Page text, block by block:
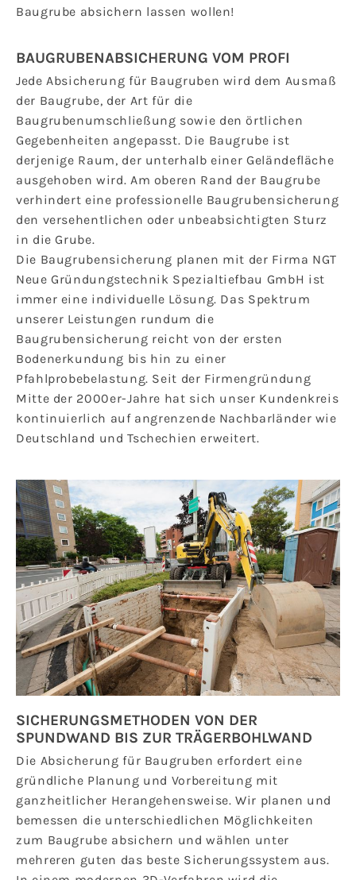
Baugrube absichern lassen wollen!
BAUGRUBENABSICHERUNG VOM PROFI
Jede Absicherung für Baugruben wird dem Ausmaß
der Baugrube, der Art für die
Baugrubenumschließung sowie den örtlichen
Gegebenheiten angepasst. Die Baugrube ist
derjenige Raum, der unterhalb einer Geländefläche
ausgehoben wird. Am oberen Rand der Baugrube
verhindert eine professionelle Baugrubensicherung
den versehentlichen oder unbeabsichtigten Sturz
in die Grube.
Die Baugrubensicherung planen mit der Firma NGT
Neue Gründungstechnik Spezialtiefbau GmbH ist
immer eine individuelle Lösung. Das Spektrum
unserer Leistungen rundum die
Baugrubensicherung reicht von der ersten
Bodenerkundung bis hin zu einer
Pfahlprobebelastung. Seit der Firmengründung
Mitte der 2000er-Jahre hat sich unser Kundenkreis
kontinuierlich auf angrenzende Nachbarländer wie
Deutschland und Tschechien erweitert.
SICHERUNGSMETHODEN VON DER
SPUNDWAND BIS ZUR TRÄGERBOHLWAND
Die Absicherung für Baugruben erfordert eine
gründliche Planung und Vorbereitung mit
ganzheitlicher Herangehensweise. Wir planen und
bemessen die unterschiedlichen Möglichkeiten
zum Baugrube absichern und wählen unter
mehreren guten das beste Sicherungssystem aus.